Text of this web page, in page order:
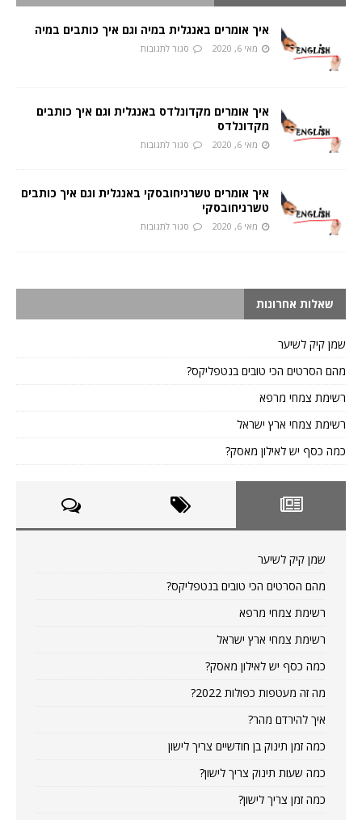
איך אומרים באנגלית במיה וגם איך כותבים במיה
מאי 6, 2020 סגור לתגובות
איך אומרים מקדונלדס באנגלית וגם איך כותבים
מקדונלדס
מאי 6, 2020 סגור לתגובות
איך אומרים טשרניחובסקי באנגלית וגם איך כותבים
טשרניחובסקי
מאי 6, 2020 סגור לתגובות
שאלות אחרונות
שמן קיק לשיער
מהם הסרטים הכי טובים בנטפליקס?
רשימת צמחי מרפא
רשימת צמחי ארץ ישראל
כמה כסף יש לאילון מאסק?
שמן קיק לשיער
מהם הסרטים הכי טובים בנטפליקס?
רשימת צמחי מרפא
רשימת צמחי ארץ ישראל
כמה כסף יש לאילון מאסק?
מה זה מעטפות כפולות 2022?
איך להירדם מהר?
כמה זמן תינוק בן חודשיים צריך לישון
כמה שעות תינוק צריך לישון?
כמה זמן צריך לישון?